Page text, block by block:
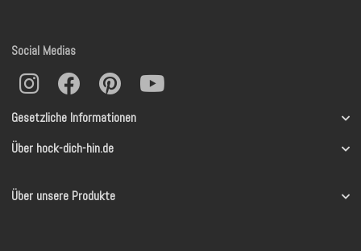
Gesetzliche Informationen
Über hock-dich-hin.de
Über unsere Produkte
Social Medias